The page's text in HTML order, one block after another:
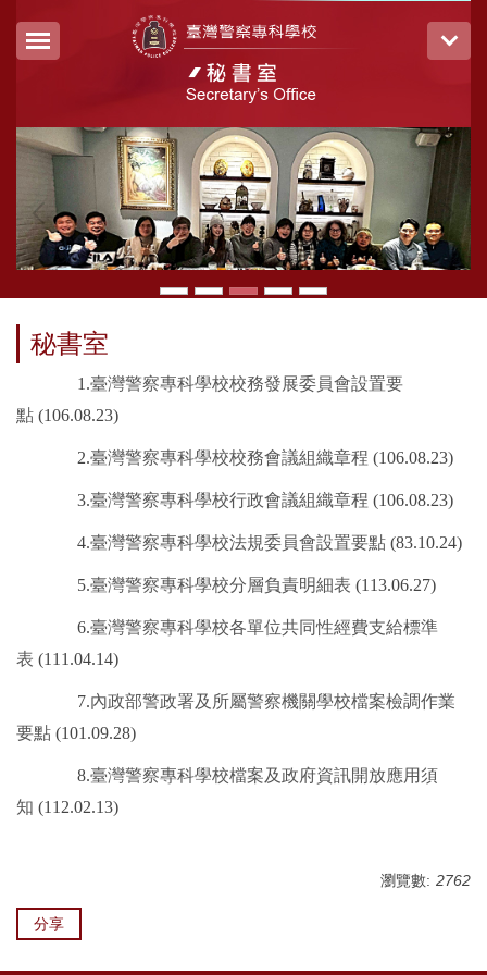
主
容
區
秘書室
1.臺灣警察專科學校校務發展委員會設置要
點 (106.08.23)
2.臺灣警察專科學校校務會議組織章程 (106.08.23)
3.臺灣警察專科學校行政會議組織章程 (106.08.23)
4.臺灣警察專科學校法規委員會設置要點 (83.10.24)
5.臺灣警察專科學校分層負責明細表 (113.06.27)
6.臺灣警察專科學校各單位共同性經費支給標準
表 (111.04.14)
7.內政部警政署及所屬警察機關學校檔案檢調作業
要點 (101.09.28)
8.臺灣警察專科學校檔案及政府資訊開放應用須
知 (112.02.13)
瀏覽數: 2762
分享